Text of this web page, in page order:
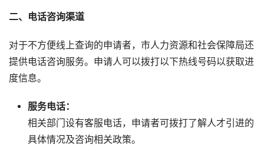
二、电话咨询渠道
对于不方便线上查询的申请者，市人力资源和社会保障局还
提供电话咨询服务。申请人可以拨打以下热线号码以获取进
度信息。
服务电话：
相关部门设有客服电话，申请者可拨打了解人才引进的
具体情况及咨询相关政策。